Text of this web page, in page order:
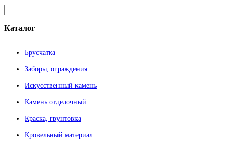
Каталог
Брусчатка
Заборы, ограждения
Искусственный камень
Камень отделочный
Краска, грунтовка
Кровельный материал